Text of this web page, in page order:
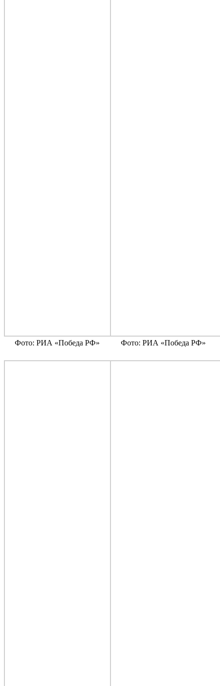
Фото: РИА «Победа РФ» Фото: РИА «Победа РФ»